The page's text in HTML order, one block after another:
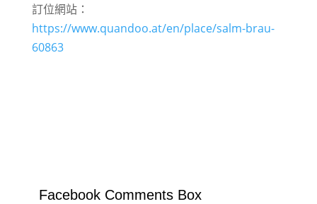
訂位網站：
https://www.quandoo.at/en/place/salm-brau-
60863
Facebook Comments Box